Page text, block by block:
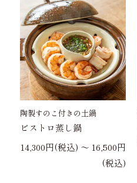
陶製すのこ付きの土鍋
ビストロ蒸し鍋
14,300円(税込) 〜 16,500円
(税込)